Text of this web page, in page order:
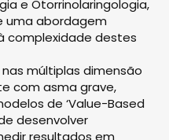
e Otorrinolaringologia,
uma abordagem
complexidade destes
múltiplas dimensão
com asma grave,
de ‘Value-Based
desenvolver
resultados em